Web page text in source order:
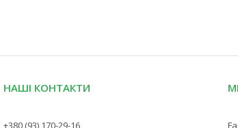
НАШІ КОНТАКТИ
+380 (93) 170-29-16